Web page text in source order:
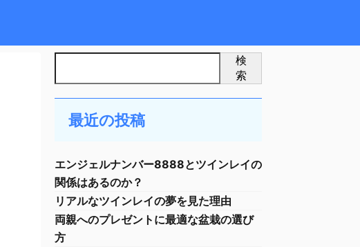
検
索
最近の投稿
エンジェルナンバー8888とツインレイの
関係はあるのか？
リアルなツインレイの夢を見た理由
両親へのプレゼントに最適な盆栽の選び
方